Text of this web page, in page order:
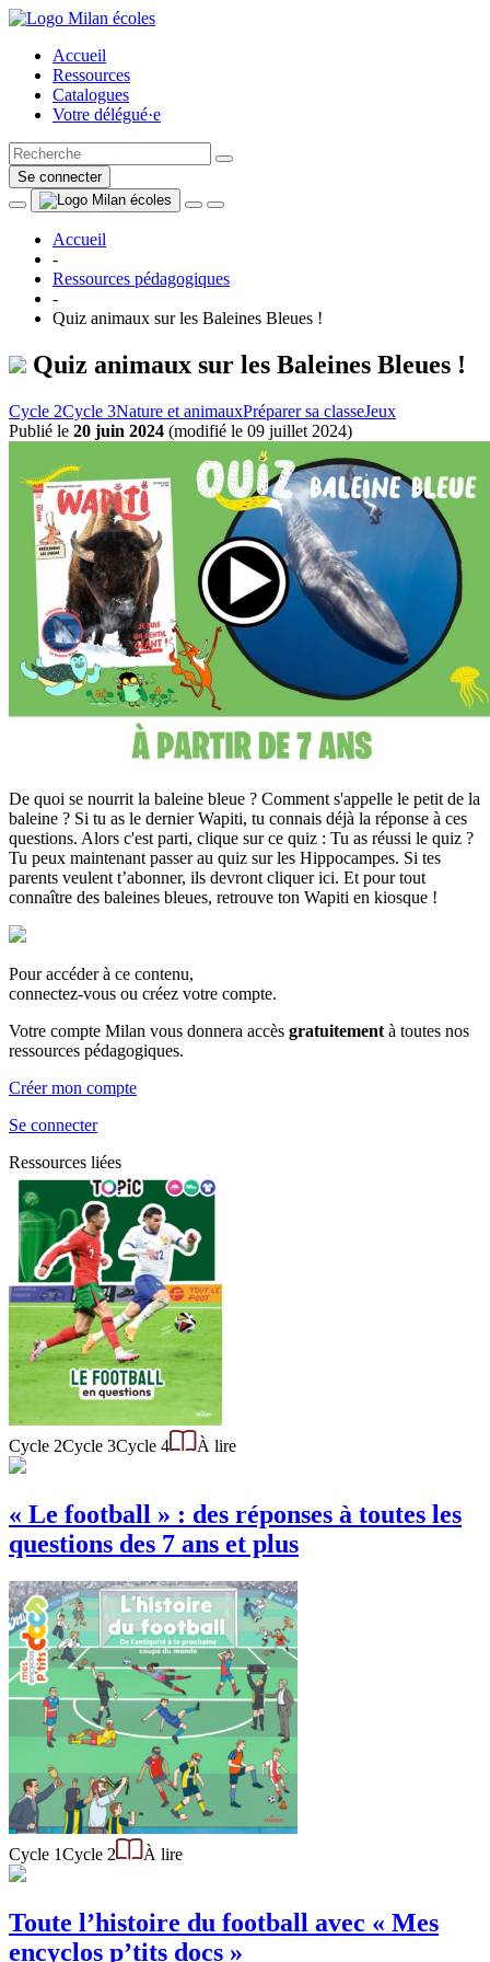
Accueil
Ressources
Catalogues
Votre délégué·e
Se connecter
Accueil
-
Ressources pédagogiques
-
Quiz animaux sur les Baleines Bleues !
Quiz animaux sur les Baleines Bleues !
Cycle 2Cycle 3Nature et animauxPréparer sa classeJeux
Publié le 20 juin 2024 (modifié le 09 juillet 2024)
De quoi se nourrit la baleine bleue ? Comment s'appelle le petit de la
baleine ? Si tu as le dernier Wapiti, tu connais déjà la réponse à ces
questions. Alors c'est parti, clique sur ce quiz : Tu as réussi le quiz ?
Tu peux maintenant passer au quiz sur les Hippocampes. Si tes
parents veulent t’abonner, ils devront cliquer ici. Et pour tout
connaître des baleines bleues, retrouve ton Wapiti en kiosque !
Pour accéder à ce contenu,
connectez-vous ou créez votre compte.
Votre compte Milan vous donnera accès gratuitementà toutes nos
ressources pédagogiques.
Créer mon compte
Se connecter
Ressources liées
Cycle 2Cycle 3Cycle 4 À lire
« Le football » : des réponses à toutes les
questions des 7 ans et plus
Cycle 1Cycle 2 À lire
Toute l’histoire du football avec « Mes
encyclos p’tits docs »